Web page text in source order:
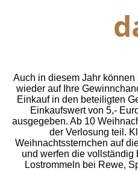
Auch in diesem Jahr
wieder auf Ihre
Einkauf in den beteiligten
Einkaufswert von 5,-
ausgegeben. Ab 10
der Verlosung teil.
Weihnachtssternchen auf
und werfen die vollständig
Lostrommeln bei Rewe,